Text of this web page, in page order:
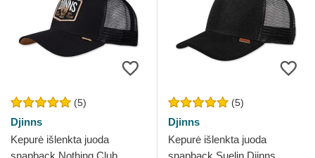
(5)
Djinns
Kepurė išlenkta juoda
(5)
Djinns
Kepurė išlenkta juoda